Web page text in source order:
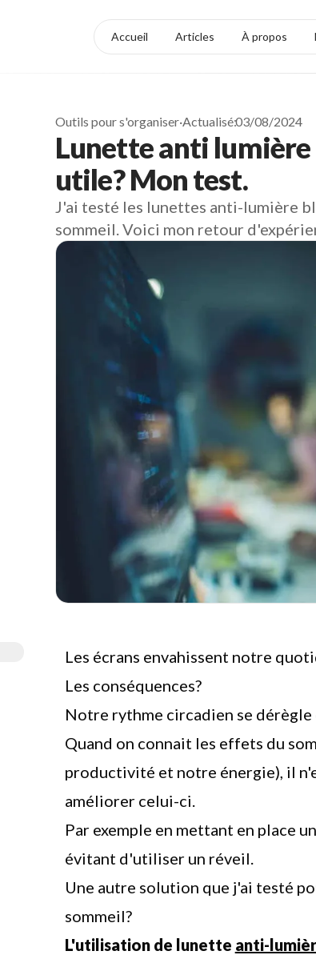
Accueil Articles À propos
Outils pour s'organiser·Actualisé:03/08/2024
Lunette anti
utile? Mon test.
J'ai testé les lunettes anti-lumière
sommeil. Voici mon retour
Les écrans envahissent notre
Les conséquences?
Notre rythme circadien se
Quand on connait les effets du
productivité et notre énergie), il
améliorer celui-ci.
Par exemple en mettant en place
évitant d'utiliser un réveil.
Une autre solution que j'ai testé
sommeil?
L'utilisation de lunette anti-